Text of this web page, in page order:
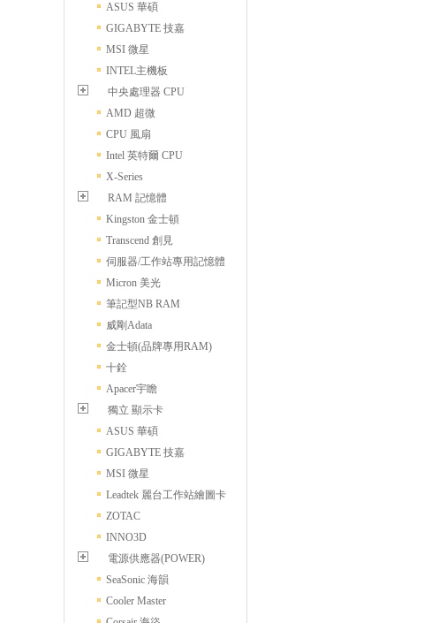
ASUS 華碩
GIGABYTE 技嘉
MSI 微星
INTEL主機板
中央處理器 CPU
AMD 超微
CPU 風扇
Intel 英特爾 CPU
X-Series
RAM 記憶體
Kingston 金士頓
Transcend 創見
伺服器/工作站專用記憶體
Micron 美光
筆記型NB RAM
威剛Adata
金士頓(品牌專用RAM)
十銓
Apacer宇瞻
獨立 顯示卡
ASUS 華碩
GIGABYTE 技嘉
MSI 微星
Leadtek 麗台工作站繪圖卡
ZOTAC
INNO3D
電源供應器(POWER)
SeaSonic 海韻
Cooler Master